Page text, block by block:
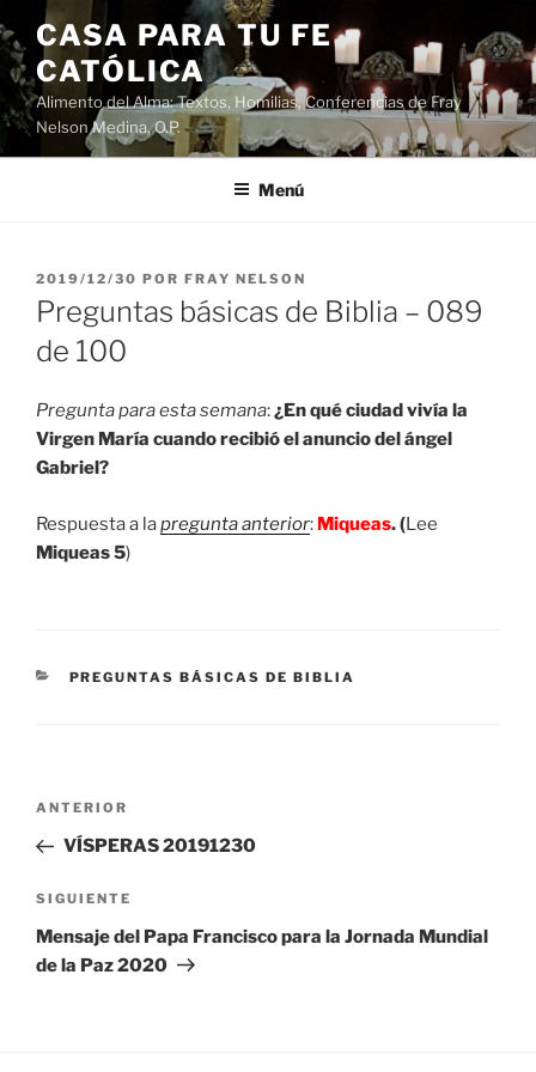
Saltar
al
contenido
CASA PARA TU FE
CATÓLICA
Alimento del Alma: Textos, Homilias, Conferencias de Fray
Nelson Medina, O.P.
Menú
PUBLICADO
EL
2019/12/30 POR FRAY NELSON
Preguntas básicas de Biblia – 089
de 100
Pregunta para esta semana:¿En qué ciudad vivía la
Virgen María cuando recibió el anuncio del ángel
Gabriel?
Respuesta a lapregunta anterior: Miqueas. (Lee
Miqueas 5)
CATEGORÍAS
PREGUNTAS BÁSICAS DE BIBLIA
Navegación
entradas
Entrada
anterior:
ANTERIOR
VÍSPERAS 20191230
Siguiente
entrada
SIGUIENTE
Mensaje del Papa Francisco para la Jornada Mundial
de la Paz 2020